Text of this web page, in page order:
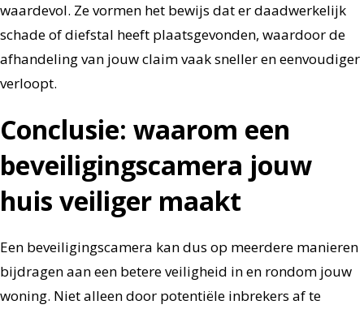
waardevol. Ze vormen het bewijs dat er daadwerkelijk
schade of diefstal heeft plaatsgevonden, waardoor de
afhandeling van jouw claim vaak sneller en eenvoudiger
verloopt.
Conclusie: waarom een
beveiligingscamera jouw
huis veiliger maakt
Een beveiligingscamera kan dus op meerdere manieren
bijdragen aan een betere veiligheid in en rondom jouw
woning. Niet alleen door potentiële inbrekers af te